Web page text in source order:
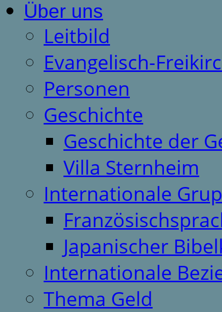
Über uns
Leitbild
Evangelisch-
Personen
Geschichte
Geschichte der
Villa Sternheim
Internationale
Japanischer
Internationale
Thema Geld